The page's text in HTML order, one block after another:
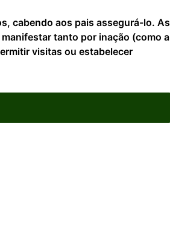
cabendo aos pais assegurá-lo. As
tanto por inação (como a
visitas ou estabelecer